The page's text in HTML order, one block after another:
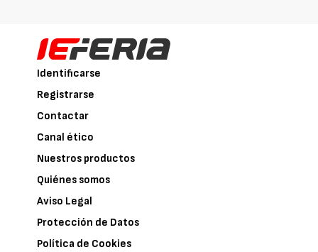
Identificarse
Registrarse
Contactar
Canal ético
Nuestros productos
Quiénes somos
Aviso Legal
Protección de Datos
Política de Cookies